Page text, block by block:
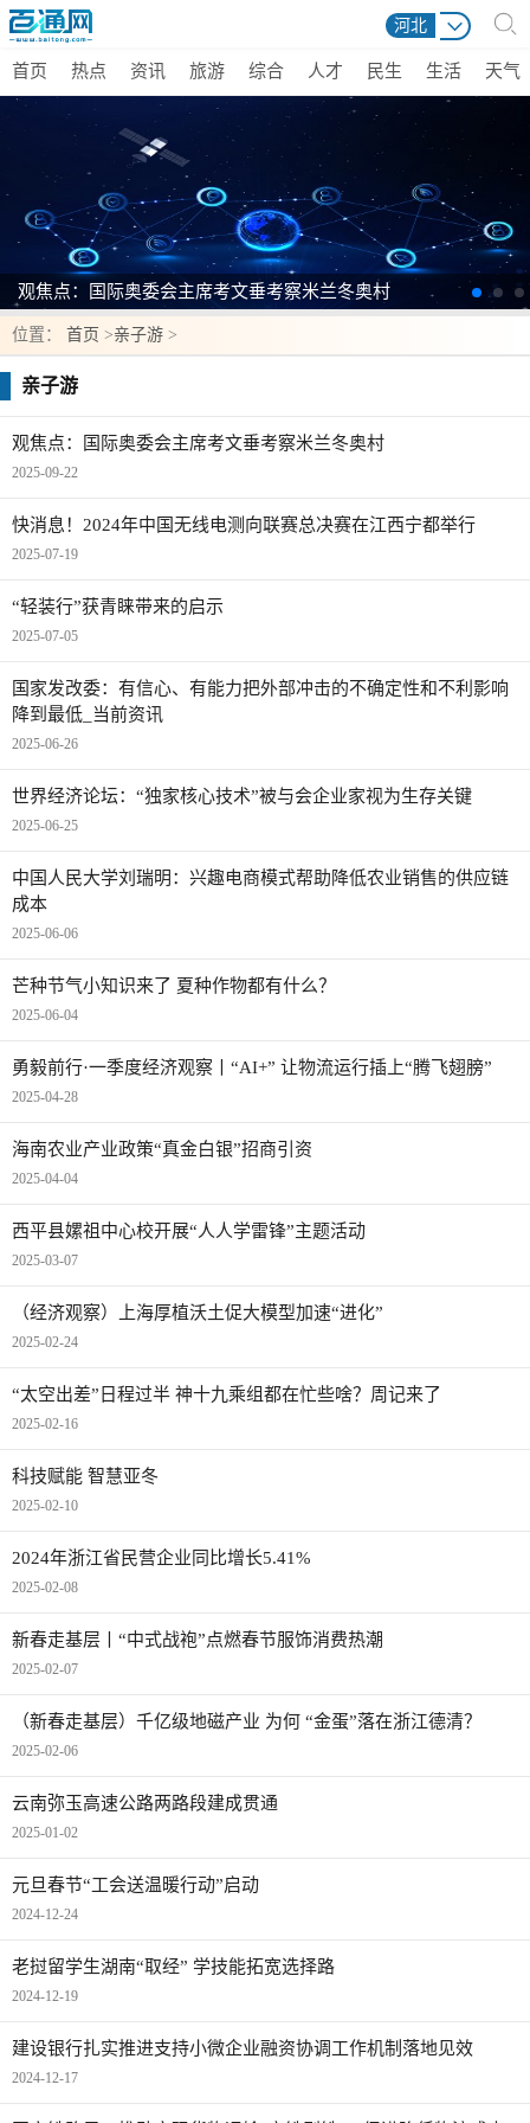
河北
首页 热点 资讯 旅游 综合 人才 民生 生活 天气
观焦点：国际奥委会主席考文垂考察米兰冬奥村
位置： 首页 >亲子游 >
亲子游
观焦点：国际奥委会主席考文垂考察米兰冬奥村
2025-09-22
快消息！2024年中国无线电测向联赛总决赛在江西宁都举行
2025-07-19
“轻装行”获青睐带来的启示
2025-07-05
国家发改委：有信心、有能力把外部冲击的不确定性和不利影响
降到最低_当前资讯
2025-06-26
世界经济论坛：“独家核心技术”被与会企业家视为生存关键
2025-06-25
中国人民大学刘瑞明：兴趣电商模式帮助降低农业销售的供应链
成本
2025-06-06
芒种节气小知识来了 夏种作物都有什么？
2025-06-04
勇毅前行·一季度经济观察丨“AI+” 让物流运行插上“腾飞翅膀”
2025-04-28
海南农业产业政策“真金白银”招商引资
2025-04-04
西平县嫘祖中心校开展“人人学雷锋”主题活动
2025-03-07
（经济观察）上海厚植沃土促大模型加速“进化”
2025-02-24
“太空出差”日程过半 神十九乘组都在忙些啥？周记来了
2025-02-16
科技赋能 智慧亚冬
2025-02-10
2024年浙江省民营企业同比增长5.41%
2025-02-08
新春走基层丨“中式战袍”点燃春节服饰消费热潮
2025-02-07
（新春走基层）千亿级地磁产业 为何 “金蛋”落在浙江德清？
2025-02-06
云南弥玉高速公路两路段建成贯通
2025-01-02
元旦春节“工会送温暖行动”启动
2024-12-24
老挝留学生湖南“取经” 学技能拓宽选择路
2024-12-19
建设银行扎实推进支持小微企业融资协调工作机制落地见效
2024-12-17